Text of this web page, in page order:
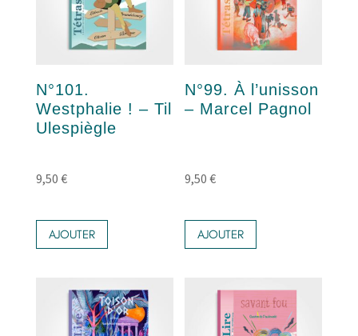
N°101.
Westphalie ! – Til
Ulespiègle
9,50 €
AJOUTER
N°99. À l’unisson
– Marcel Pagnol
9,50€
AJOUTER